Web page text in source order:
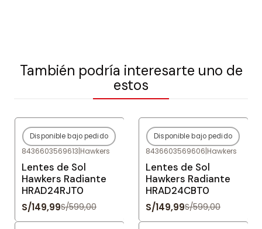
También podría interesarte uno de
estos
-75%OFF
Agotado
Disponible bajo pedido
8436603569613|Hawkers
Lentes de Sol
Hawkers Radiante
HRAD24RJT0
S/149,99S/599,00
-75%OFF
Agotado
Disponible bajo pedido
8436603569606|Hawkers
Lentes de Sol
Hawkers Radiante
HRAD24CBT0
S/149,99S/599,00